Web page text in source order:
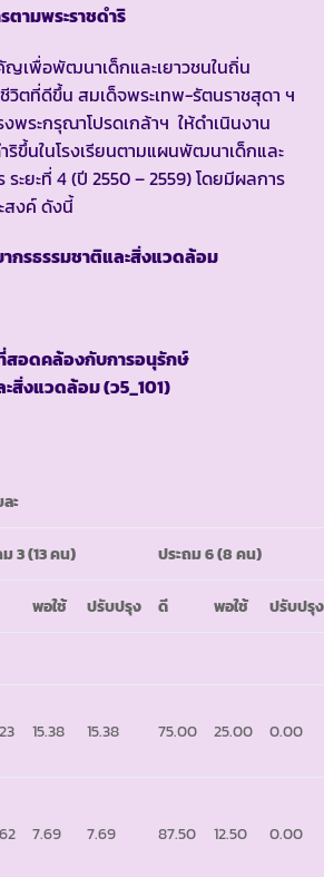
ตามพระราชดำริ
พื่อพัฒนาเด็กและเยาวชนในถิ่น
ตที่ดีขึ้น สมเด็จพระเทพ-รัตนราชสุดา ฯ
พระกรุณาโปรดเกล้าฯ ให้ดำเนินงาน
ริขึ้นในโรงเรียนตามแผนพัฒนาเด็กและ
ระยะที่ 4 (ปี 2550 – 2559) โดยมีผลการ
สงค์ ดังนี้
กรธรรมชาติและสิ่งแวดล้อม
สอดคล้องกับการอนุรักษ์
ะสิ่งแวดล้อม(ว5_101)
ะ
ม3 (13 คน) ประถม6 (8 คน)
พอใช้ ปรับปรุง ดี พอใช้ ปรับปรุง
15.38 15.38 75.00 25.00 0.00
7.69 7.69 87.50 12.50 0.00